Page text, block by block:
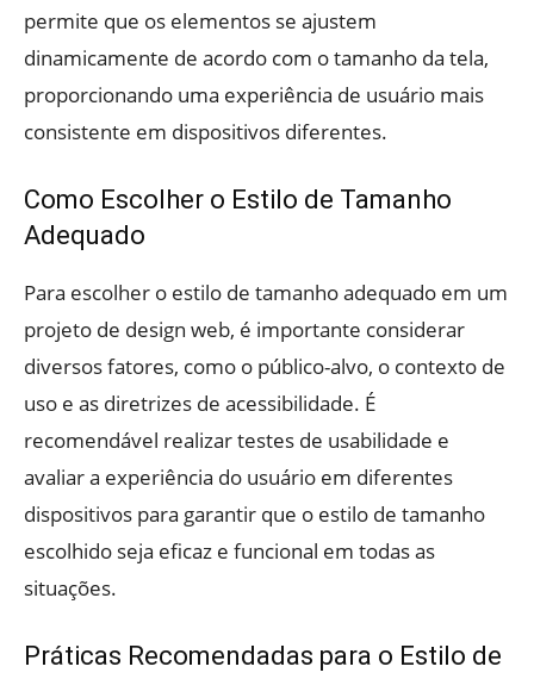
permite que os elementos se ajustem
dinamicamente de acordo com o tamanho da tela,
proporcionando uma experiência de usuário mais
consistente em dispositivos diferentes.
Como Escolher o Estilo de Tamanho
Adequado
Para escolher o estilo de tamanho adequado em um
projeto de design web, é importante considerar
diversos fatores, como o público-alvo, o contexto de
uso e as diretrizes de acessibilidade. É
recomendável realizar testes de usabilidade e
avaliar a experiência do usuário em diferentes
dispositivos para garantir que o estilo de tamanho
escolhido seja eficaz e funcional em todas as
situações.
Práticas Recomendadas para o Estilo de